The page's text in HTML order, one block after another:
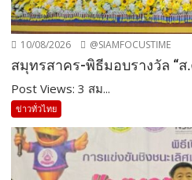
10/08/2026 @SIAMFOCUSTIME
สมุทรสาคร-พิธีมอบรางวัล “
Post Views: 3 สม...
ข่าวทั่วไทย